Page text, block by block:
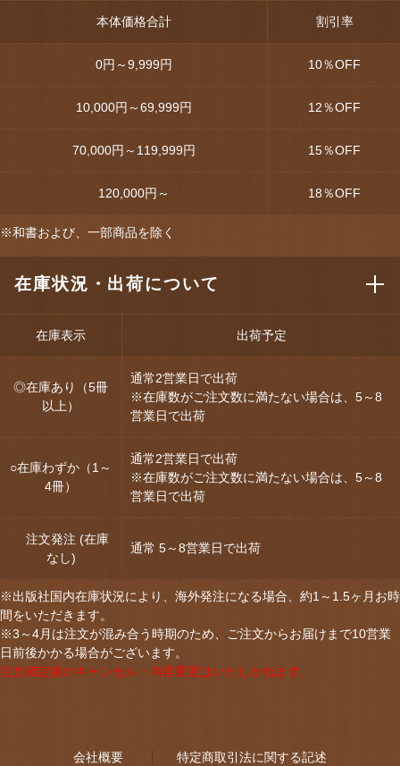
本体価格合計 割引率
0円～9,999円 10％OFF
10,000円～69,999円 12％OFF
70,000円～119,999円 15％OFF
120,000円～ 18％OFF
※和書および、一部商品を除く
在庫状況・出荷について
在庫表示 出荷予定
◎在庫あり（5冊
以上）
通常2営業日で出荷
※在庫数がご注文数に満たない場合は、5～8
営業日で出荷
○在庫わずか（1～
4冊）
通常2営業日で出荷
※在庫数がご注文数に満たない場合は、5～8
営業日で出荷
注文発注 (在庫
なし)
通常 5～8営業日で出荷
※出版社国内在庫状況により、海外発注になる場合、約1～1.5ヶ月お時
間をいただきます。
※3～4月は注文が混み合う時期のため、ご注文からお届けまで10営業
日前後かかる場合がございます。
注文確定後のキャンセル・内容変更はいたしかねます。
会社概要 特定商取引法に関する記述